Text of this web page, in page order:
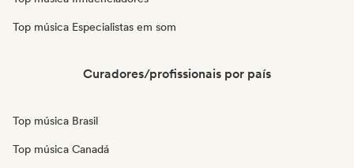
Top música Especialistas em som
Curadores/profissionais por país
Top música Brasil
Top música Canadá